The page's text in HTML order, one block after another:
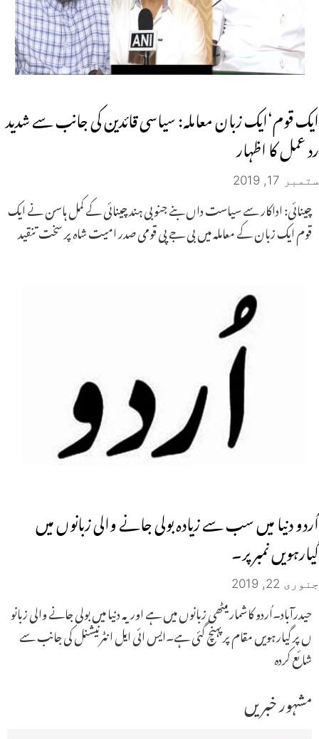
ایک قوم‘ایک زبان معاملہ: سیاسی قائدین کی جانب سے شدید
رد عمل کا اظہار
ستمبر 17, 2019
چینائی: اداکار سے سیاست داں بنے جنوبی ہند چینائی کے کمل ہاسن نے ایک
قوم ایک زبان کے معاملہ میں بی جے پی قومی صدر امیت شاہ پر سخت تنقید
اُردو دنیا میں سب سے زیادہ بولی جانے والی زبانوں میں
گیارہویں نمبر پر۔
جنوری 22, 2019
حیدرآباد۔اُردو کاشمار میٹھی زبانوں میں ہے اور یہ دنیا میں بولی جانے والی زبانو
ں پر گیارہویں مقام پر پہنچ گئی ہے۔ایس ائی ایل انٹرنیشنل کی جانب سے
شائع کردہ
مشہور خبریں